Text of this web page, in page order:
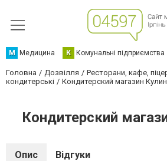
М Медицина К Комунальні підприємства
Головна Дозвілля Ресторани, кафе,
кондитерські
Кондитерский магазин
Кондитерский
Опис Відгуки